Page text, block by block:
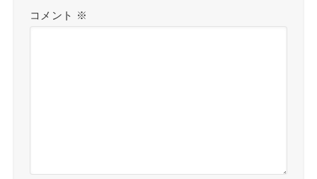
コメント ※